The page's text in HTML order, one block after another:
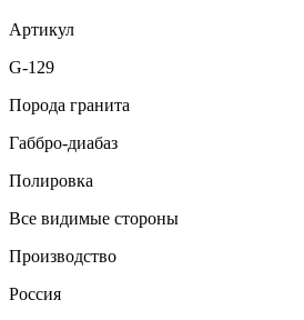
Артикул
G-129
Порода гранита
Габбро-диабаз
Полировка
Все видимые стороны
Производство
Россия